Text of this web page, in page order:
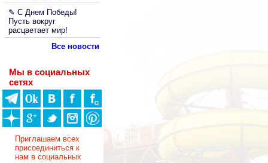
✎ С Днем Победы!
Пусть вокруг
расцветает мир!
Все новости
Мы в социальных
сетях
Приглашаем всех
присоединиться к
нам в социальных